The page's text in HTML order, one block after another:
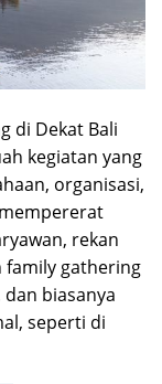
di Dekat Bali
kegiatan yang
organisasi,
rekan
family gathering
biasanya
seperti di